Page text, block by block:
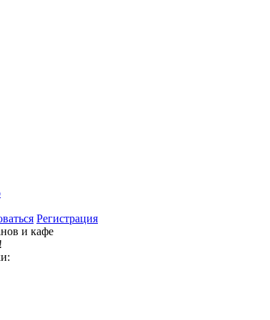
Регистрация
и кафе